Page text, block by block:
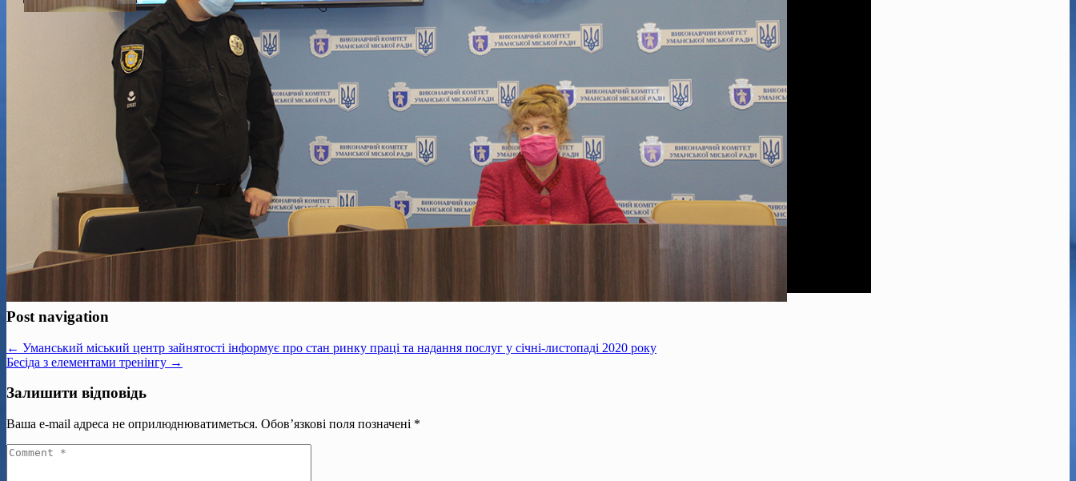
Post navigation
← Уманський міський центр зайнятості інформує про стан ринку праці та надання послуг у січні-листопаді 2020 року
Бесіда з елементами тренінгу →
Залишити відповідь
Ваша e-mail адреса не оприлюднюватиметься. Обов’язкові поля позначені *